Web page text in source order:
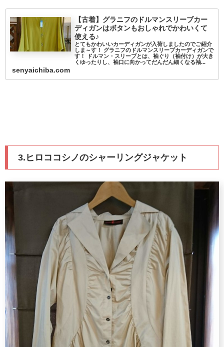
【古着】グラニフのドルマンスリーブカー
ディガンはボタンもおしゃれでかわいくて
使える♪
とてもかわいいカーディガンが入荷しましたのでご紹介
しま～す！ グラニフのドルマンスリーブカーディガンで
す！ ドルマン・スリーブとは、袖ぐり（袖付け）が大き
くゆったりし、袖口に向かってだんだん細くなる袖...
senyaichiba.com
3.ヒロココシノのシャーリングジャケット